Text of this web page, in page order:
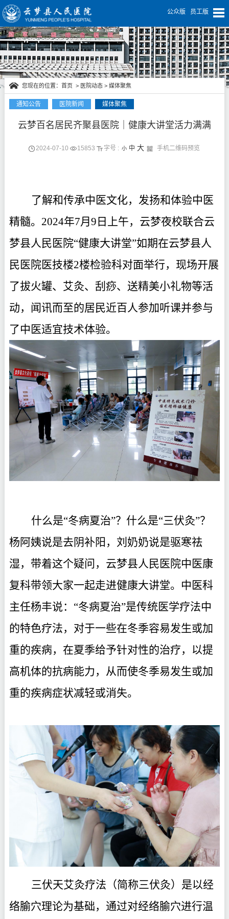
公众版 员工版
医院动态
您现在的位置： 首页 > 医院动态> 媒体聚焦
通知公告 医院新闻 媒体聚焦
云梦百名居民齐聚县医院｜健康大讲堂活力满满
2024-07-10 15853 字号 : 小 中 大 手机二维码预览
了解和传承中医文化，发扬和体验中医
精髓。 2024年7月9日上午，云梦夜校联合云
梦县人民医院“健康大讲堂”如期在云梦县人
民医院医技楼2楼检验科对面举行，现场开展
了拔火罐、艾灸、刮痧、送精美小礼物等活
动，闻讯而至的居民近百人参加听课并参与
了中医适宜技术体验。
什么是“冬病夏治”？ 什么是“三伏灸”？
杨阿姨说是去阴补阳，刘奶奶说是驱寒祛
湿，带着这个疑问，云梦县人民医院中医康
复科带领大家一起走进健康大讲堂。中医科
主任杨丰说：“冬病夏治”是传统医学疗法中
的特色疗法，对于一些在冬季容易发生或加
重的疾病，在夏季给予针对性的治疗，以提
高机体的抗病能力，从而使冬季易发生或加
重的疾病症状减轻或消失。
三伏天艾灸疗法（简称三伏灸）是以经
络腧穴理论为基础，通过对经络腧穴进行温